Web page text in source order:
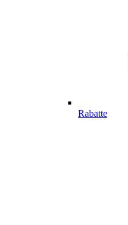
Rabatte